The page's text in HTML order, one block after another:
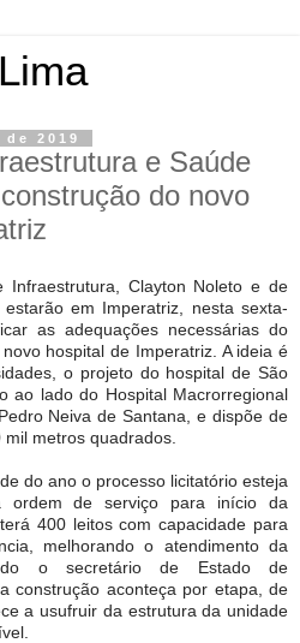
2019
e Saúde
do novo
Infraestrutura, Clayton Noleto e de
em Imperatriz, nesta sexta-
as adequações necessárias do
hospital de Imperatriz. A ideia é
o projeto do hospital de São
ao lado do Hospital Macrorregional
Neiva de Santana, e dispõe de
metros quadrados.
do ano o processo licitatório esteja
ordem de serviço para início da
400 leitos com capacidade para
melhorando o atendimento da
o secretário de Estado de
construção aconteça por etapa, de
a usufruir da estrutura da unidade